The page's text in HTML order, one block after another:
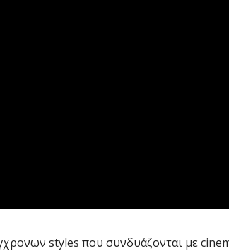
styles που συνδυάζονται με